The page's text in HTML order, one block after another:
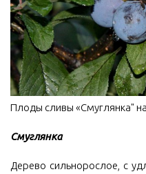
Плоды сливы «Смуглянка"
Смуглянка
Дерево сильнорослое, с